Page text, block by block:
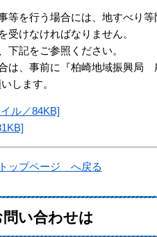
等を行う場合には、地すべり
受けなければなりません。
下記をご参照ください。
は、事前に『柏崎地域振興
します。
ル／84KB]
ップページ へ戻る
い合わせは